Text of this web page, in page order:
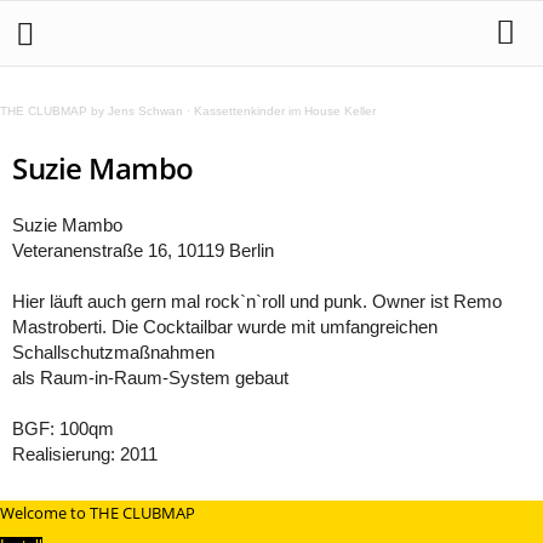
THE CLUBMAP by Jens Schwan · Kassettenkinder im House Keller
Suzie Mambo
Suzie Mambo
Veteranenstraße 16, 10119 Berlin
Hier läuft auch gern mal rock`n`roll und punk. Owner ist Remo
Mastroberti. Die Cocktailbar wurde mit umfangreichen
Schallschutzmaßnahmen
als Raum-in-Raum-System gebaut
BGF: 100qm
Realisierung: 2011
Welcome to THE CLUBMAP